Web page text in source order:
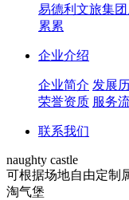
易德利文旅集
累累
企业介绍
企业简介 发展
荣誉资质 服务
联系我们
naughty castle
可根据场地自由定制
淘气堡